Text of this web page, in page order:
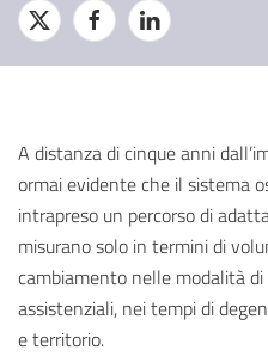
A distanza di cinque anni
ormai evidente che il sistema
intrapreso un percorso di
misurano solo in termini di
cambiamento nelle modalità
assistenziali, nei tempi di
e territorio.